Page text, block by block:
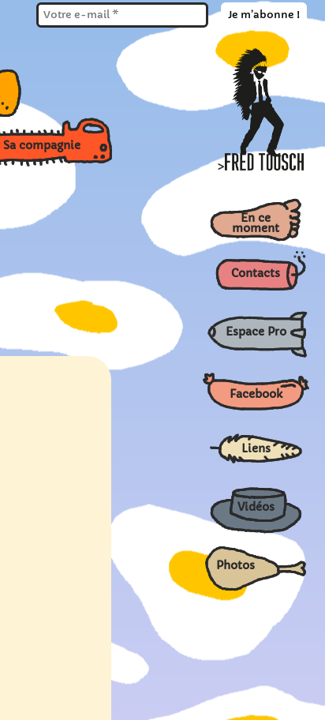
>
En ce
moment
Contacts
Espace Pro
Facebook
Liens
Vidéos
Photos
Sa compagnie